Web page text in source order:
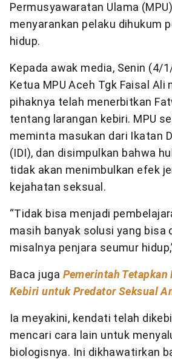
Permusyawaratan Ulama
menyarankan pelaku dihukum
hidup.
Kepada awak media, Senin (4/
Ketua MPU Aceh Tgk Faisal Ali
pihaknya telah menerbitkan
tentang larangan kebiri. MPU
meminta masukan dari Ikatan
(IDI), dan disimpulkan bahwa
tidak akan menimbulkan efek
kejahatan seksual.
“Tidak bisa menjadi
masih banyak solusi yang bisa
misalnya penjara seumur
Baca juga Pemerintah Tetapkan
Kebiri untuk Predator Seksual
Ia meyakini, kendati telah
mencari cara lain untuk
biologisnya. Ini dikhawatirkan